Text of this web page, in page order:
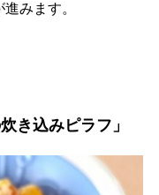
みます。
き込みピラフ」